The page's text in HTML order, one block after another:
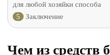
для любой хозяйки способа
5
Заключение
Чем из средств